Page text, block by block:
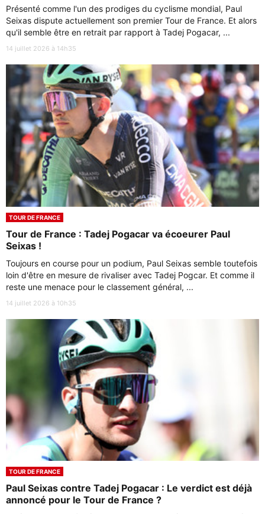
Présenté comme l'un des prodiges du cyclisme mondial, Paul
Seixas dispute actuellement son premier Tour de France. Et alors
qu'il semble être en retrait par rapport à Tadej Pogacar, ...
14 juillet 2026 à 14h35
TOUR DE FRANCE
Tour de France : Tadej Pogacar va écoeurer Paul
Seixas !
Toujours en course pour un podium, Paul Seixas semble toutefois
loin d'être en mesure de rivaliser avec Tadej Pogcar. Et comme il
reste une menace pour le classement général, ...
14 juillet 2026 à 10h35
TOUR DE FRANCE
Paul Seixas contre Tadej Pogacar : Le verdict est déjà
annoncé pour le Tour de France ?